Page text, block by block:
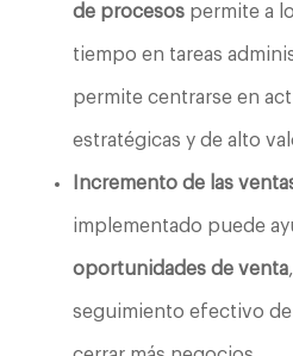
de procesospermite a
tiempo en tareas
permite centrarse en
estratégicas y de alto
Incremento de las
implementado puede
oportunidades de venta
seguimiento efectivo